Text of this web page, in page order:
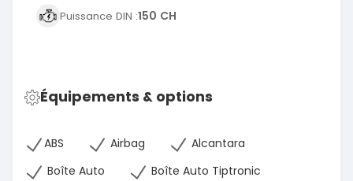
Puissance DIN :150 CH
Équipements & options
ABS Airbag
Alcantara
Boîte Auto
Boîte Auto Tiptronic